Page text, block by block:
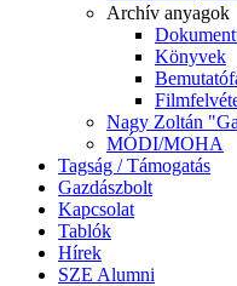
Archív anyagok
Könyvek
Nagy Zoltán
MÓDI/MOHA
Tagság / Támogatás
Gazdászbolt
Kapcsolat
Tablók
Hírek
SZE Alumni